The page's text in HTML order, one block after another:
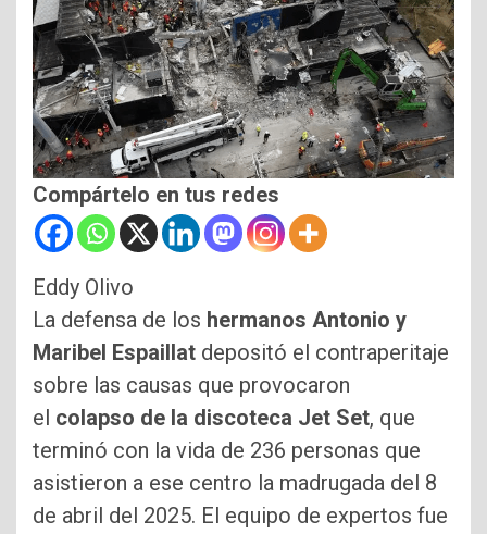
Compártelo en tus redes
Eddy Olivo
La defensa de los hermanos Antonio y
Maribel Espaillat depositó el contraperitaje
sobre las causas que provocaron
el colapso de la discoteca Jet Set, que
terminó con la vida de 236 personas que
asistieron a ese centro la madrugada del 8
de abril del 2025. El equipo de expertos fue